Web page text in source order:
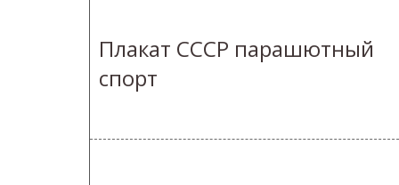
Плакат СССР парашютный
спорт